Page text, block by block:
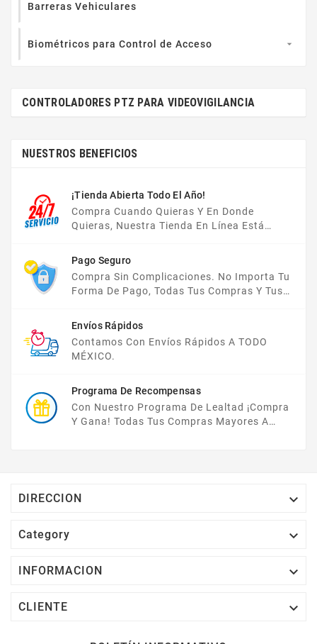
Barreras Vehiculares
Biométricos para Control de Acceso 
CONTROLADORES PTZ PARA VIDEOVIGILANCIA
NUESTROS BENEFICIOS
¡Tienda Abierta Todo El Año!
Compra Cuando Quieras Y En Donde
Quieras, Nuestra Tienda En Línea Está
La Semana.
Pago Seguro
Compra Sin Complicaciones. No Importa Tu
Forma De Pago, Todas Tus Compras Y Tus
Envíos Rápidos
Contamos Con Envíos Rápidos A TODO
MÉXICO.
Programa De Recompensas
Con Nuestro Programa De Lealtad ¡compra
Y Gana! Todas Tus Compras Mayores A
DIRECCION 
Category 
INFORMACION 
CLIENTE 